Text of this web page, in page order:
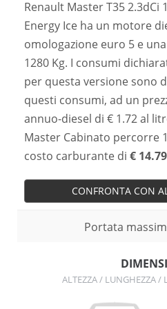
Renault Master T35 2.3dCi
Energy Ice ha un motore
omologazione euro 5 e
1280 Kg. I consumi
per questa versione sono
questi consumi, ad un
annuo-diesel di € 1.72 al
Master Cabinato percorre
costo carburante di €
CONFRONTA CON
Portata
ALTEZZA / LUNGHEZZA /